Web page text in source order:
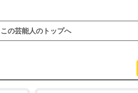
この芸能人のトップへ